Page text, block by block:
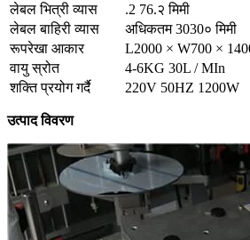
लेबल भित्री व्यास
.2 76.२ मिमी
लेबल बाहिरी व्यास
अधिकतम 3030० मिमी
रूपरेखा आकार
L2000 × W700 ×
वायु स्रोत
4-6KG 30L / MIn
शक्ति प्रयोग गर्दै
220V 50HZ 1200W
उत्पाद विवरण